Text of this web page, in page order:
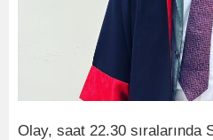
Olay, saat 22.30 sıralarında